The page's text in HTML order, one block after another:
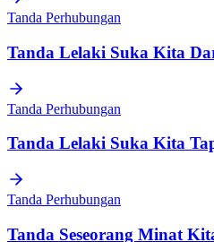
Tanda Perhubungan
Tanda Lelaki Suka Kita
Tanda Perhubungan
Tanda Lelaki Suka Kita
Tanda Perhubungan
Tanda Seseorang Minat